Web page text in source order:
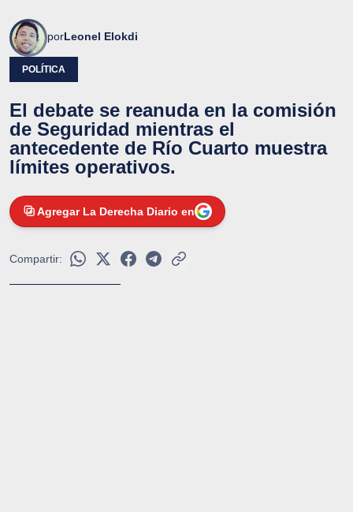
porLeonel Elokdi
POLÍTICA
El debate se reanuda en la comisión
de Seguridad mientras el
antecedente de Río Cuarto muestra
límites operativos.
Agregar La Derecha Diario en
Compartir: